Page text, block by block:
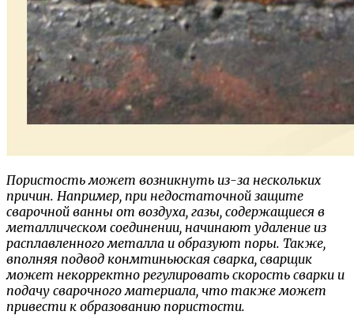
Пористость может возникнуть из-за нескольких
причин. Например, при недостаточной защите
сварочной ванны от воздуха, газы, содержащиеся в
металлическом соединении, начинают удаление из
расплавленного металла и образуют поры. Также,
вполняя подвод конмтиньюская сварка, сварщик
может некорректно регулировать скорость сварки и
подачу сварочного материала, что также может
привести к образованию пористости.